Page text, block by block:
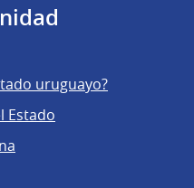
uruguayo?
Estado